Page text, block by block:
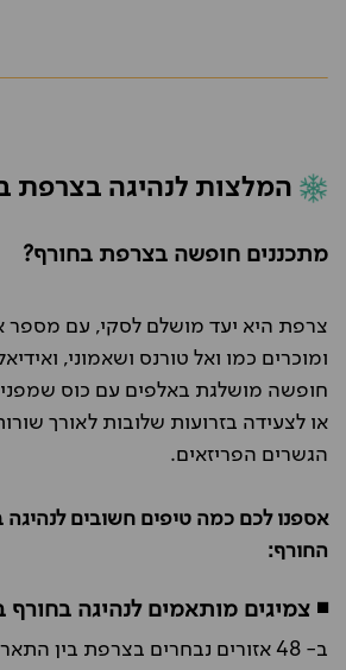
המלצות לנהיגה בצרפת
מתכננים חופשה בצרפת בחורף?
צרפת היא יעד מושלם לסקי, עם מספר
ומוכרים כמו ואל טורנס ושאמוני,
חופשה מושלגת באלפים עם כוס
או לצעידה בזרועות שלובות לאורך
הגשרים הפריזאים.
אספנו לכם כמה טיפים חשובים
החורף:
◾ צמיגים מותאמים לנהיגה